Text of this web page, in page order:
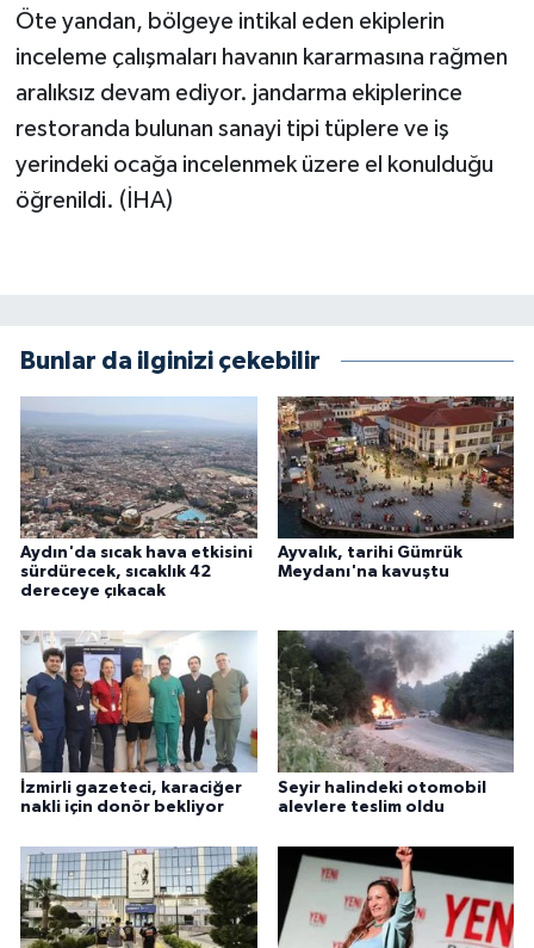
Öte yandan, bölgeye intikal eden ekiplerin
inceleme çalışmaları havanın kararmasına rağmen
aralıksız devam ediyor. jandarma ekiplerince
restoranda bulunan sanayi tipi tüplere ve iş
yerindeki ocağa incelenmek üzere el konulduğu
öğrenildi. (İHA)
Bunlar da ilginizi çekebilir
Aydın'da sıcak hava etkisini
sürdürecek, sıcaklık 42
dereceye çıkacak
Ayvalık, tarihi Gümrük
Meydanı'na kavuştu
İzmirli gazeteci, karaciğer
nakli için donör bekliyor
Seyir halindeki otomobil
alevlere teslim oldu